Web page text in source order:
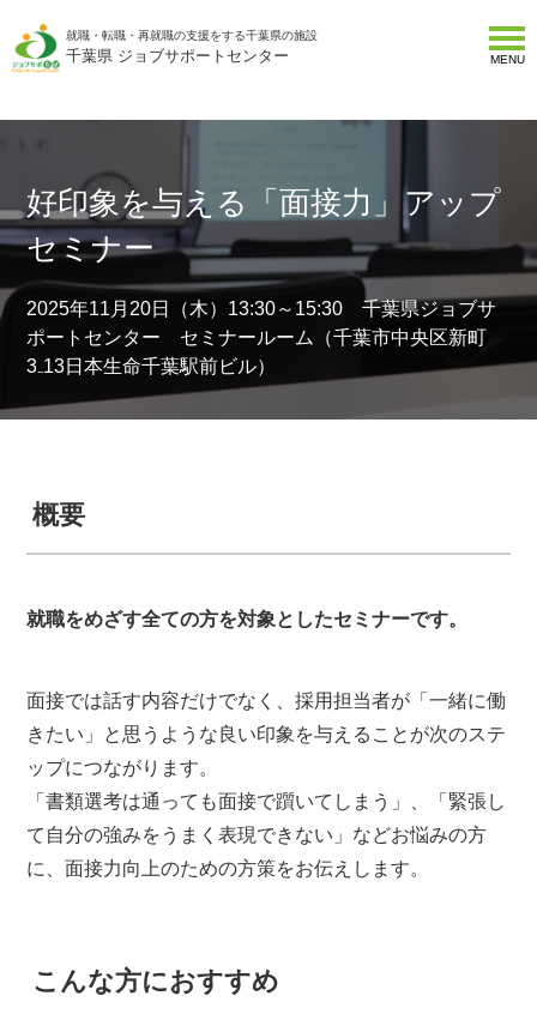
就職・転職・再就職の支援をする千葉県の施設
千葉県 ジョブサポートセンター MENU
好印象を与える「面接力」アップ
セミナー
2025年11月20日（木）13:30～15:30 千葉県ジョブサ
ポートセンター セミナールーム（千葉市中央区新町
3₋13日本生命千葉駅前ビル）
概要
就職をめざす全ての方を対象としたセミナーです。
面接では話す内容だけでなく、採用担当者が「一緒に働
きたい」と思うような良い印象を与えることが次のステ
ップにつながります。
「書類選考は通っても面接で躓いてしまう」、「緊張し
て自分の強みをうまく表現できない」などお悩みの方
に、面接力向上のための方策をお伝えします。
こんな方におすすめ